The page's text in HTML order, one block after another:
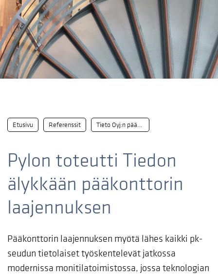
Etusivu Referenssit Tieto Oyj:n pääkonttori
Pylon toteutti Tiedon
älykkään pääkonttorin
laajennuksen
Pääkonttorin laajennuksen myötä lähes kaikki pk-
seudun tietolaiset työskentelevät jatkossa
modernissa monitilatoimistossa, jossa teknologian